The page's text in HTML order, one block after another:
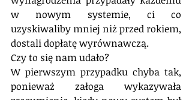
w nowym systemie, ci co
uzyskiwaliby mniej niż przed rokiem,
dostali dopłatę wyrównawczą.
Czy to się nam udało?
W pierwszym przypadku chyba tak,
ponieważ załoga wykazywała